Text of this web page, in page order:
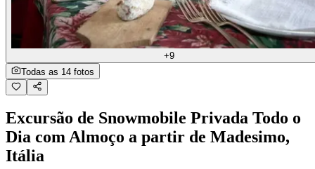
+9
Todas as 14 fotos
Excursão de Snowmobile Privada Todo o
Dia com Almoço a partir de Madesimo,
Itália